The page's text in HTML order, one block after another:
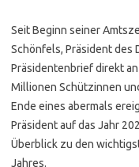
Seit Beginn seiner
Schönfels, Präsident des
Präsidentenbrief direkt
Millionen Schützinnen
Ende eines abermals
Präsident auf das Jahr
Überblick zu den
Jahres.